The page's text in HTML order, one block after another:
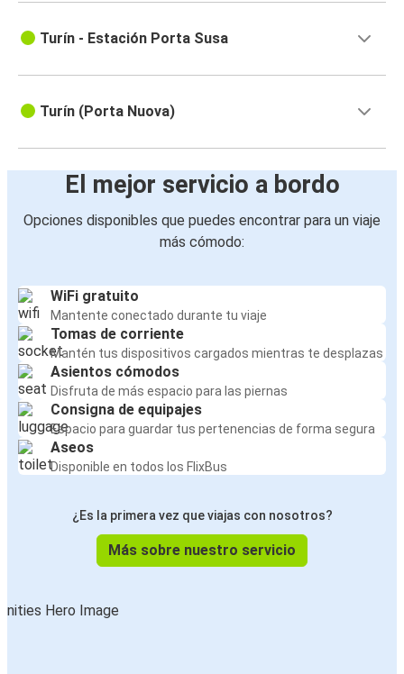
Turín - Estación Porta Susa
Turín (Porta Nuova)
El mejor servicio a bordo
Opciones disponibles que puedes encontrar para un viaje
más cómodo:
WiFi gratuito
Mantente conectado durante tu viaje
Tomas de corriente
Mantén tus dispositivos cargados mientras te desplazas
Asientos cómodos
Disfruta de más espacio para las piernas
Consigna de equipajes
Espacio para guardar tus pertenencias de forma segura
Aseos
Disponible en todos los FlixBus
¿Es la primera vez que viajas con nosotros?
Más sobre nuestro servicio